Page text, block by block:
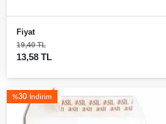
Fiyat
19,40 TL
13,58 TL
%30 İndirim